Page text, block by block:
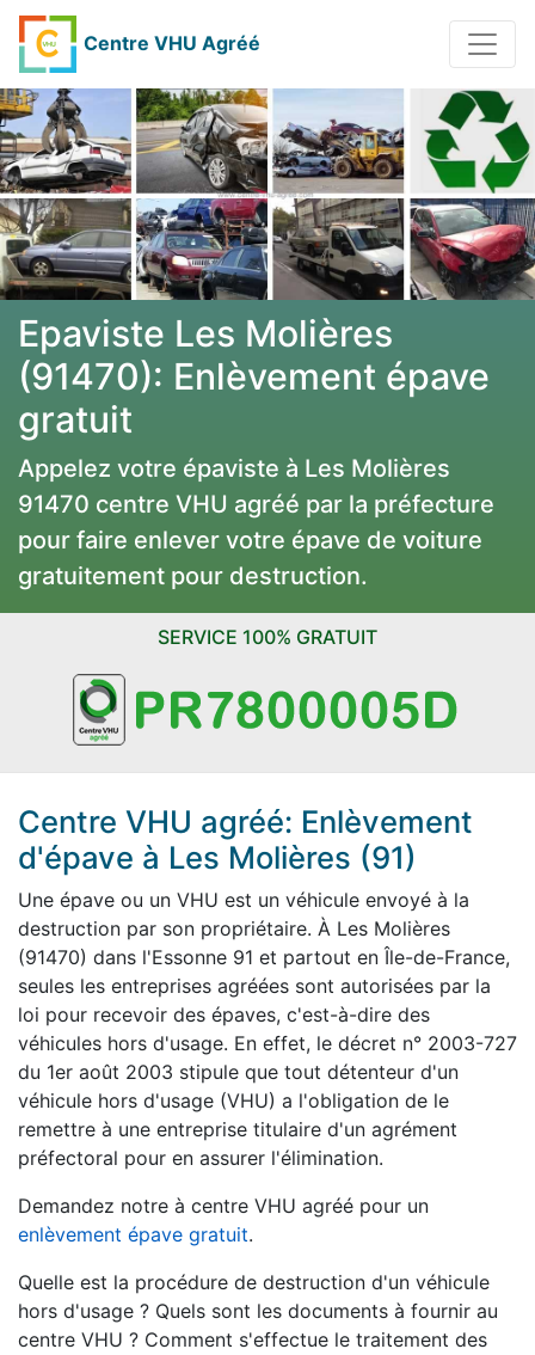
Centre VHU Agréé
Epaviste Les Molières
(91470): Enlèvement épave
gratuit
Appelez votre épaviste à Les Molières
91470 centre VHU agréé par la préfecture
pour faire enlever votre épave de voiture
gratuitement pour destruction.
SERVICE 100% GRATUIT
Centre VHU agréé: Enlèvement
d'épave à Les Molières (91)
Une épave ou un VHU est un véhicule envoyé à la
destruction par son propriétaire. À Les Molières
(91470) dans l'Essonne 91 et partout en Île-de-France,
seules les entreprises agréées sont autorisées par la
loi pour recevoir des épaves, c'est-à-dire des
véhicules hors d'usage. En effet, le décret n° 2003-727
du 1er août 2003 stipule que tout détenteur d'un
véhicule hors d'usage (VHU) a l'obligation de le
remettre à une entreprise titulaire d'un agrément
préfectoral pour en assurer l'élimination.
Demandez notre à centre VHU agréé pour un
enlèvement épave gratuit.
Quelle est la procédure de destruction d'un véhicule
hors d'usage ? Quels sont les documents à fournir au
centre VHU ? Comment s'effectue le traitement des